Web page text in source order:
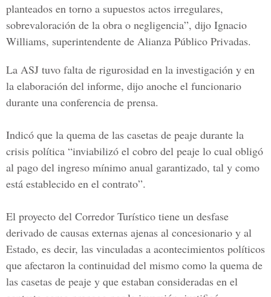
planteados en torno a supuestos actos irregulares,
sobrevaloración de la obra o negligencia”, dijo Ignacio
Williams, superintendente de Alianza Público Privadas.
La ASJ tuvo falta de rigurosidad en la investigación y en
la elaboración del informe, dijo anoche el funcionario
durante una conferencia de prensa.
Indicó que la quema de las casetas de peaje durante la
crisis política “inviabilizó el cobro del peaje lo cual obligó
al pago del ingreso mínimo anual garantizado, tal y como
está establecido en el contrato”.
El proyecto del Corredor Turístico tiene un desfase
derivado de causas externas ajenas al concesionario y al
Estado, es decir, las vinculadas a acontecimientos políticos
que afectaron la continuidad del mismo como la quema de
las casetas de peaje y que estaban consideradas en el